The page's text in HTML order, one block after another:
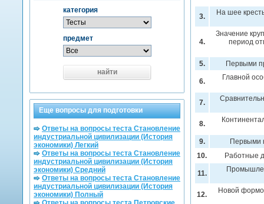
3. На шее
4.
Значение
период
5. Первыми
6. Главной
7.
8.
9.
Первыми
10.
Работные
11.
12. Новой
категория
предмет
найти
Еще вопросы для подготовки
Ответы на вопросы теста Становление
индустриальной цивилизации (История
экономики) Легкий
Ответы на вопросы теста Становление
индустриальной цивилизации (История
экономики) Средний
Ответы на вопросы теста Становление
индустриальной цивилизации (История
экономики) Полный